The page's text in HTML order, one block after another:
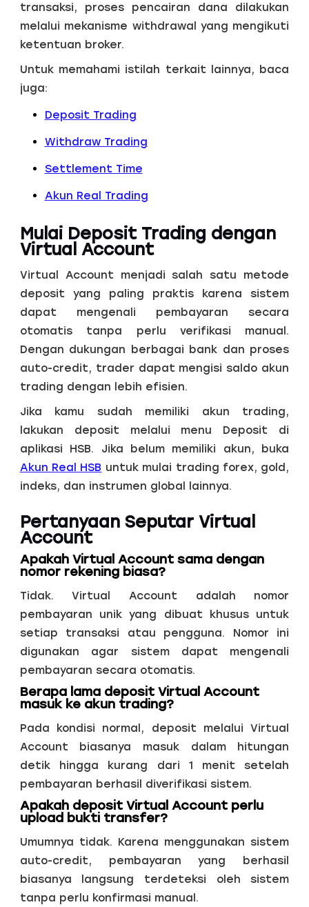
transaksi, proses pencairan dana dilakukan
melalui mekanisme withdrawal yang mengikuti
ketentuan broker.
Untuk memahami istilah terkait lainnya, baca
juga:
Deposit Trading
Withdraw Trading
Settlement Time
Akun Real Trading
Mulai Deposit Trading dengan
Virtual Account
Virtual Account menjadi salah satu metode
deposit yang paling praktis karena sistem
dapat mengenali pembayaran secara
otomatis tanpa perlu verifikasi manual.
Dengan dukungan berbagai bank dan proses
auto-credit, trader dapat mengisi saldo akun
trading dengan lebih efisien.
Jika kamu sudah memiliki akun trading,
lakukan deposit melalui menu Deposit di
aplikasi HSB. Jika belum memiliki akun, buka
Akun Real HSB untuk mulai trading forex, gold,
indeks, dan instrumen global lainnya.
Pertanyaan Seputar Virtual
Account
Apakah Virtual Account sama dengan
nomor rekening biasa?
Tidak. Virtual Account adalah nomor
pembayaran unik yang dibuat khusus untuk
setiap transaksi atau pengguna. Nomor ini
digunakan agar sistem dapat mengenali
pembayaran secara otomatis.
Berapa lama deposit Virtual Account
masuk ke akun trading?
Pada kondisi normal, deposit melalui Virtual
Account biasanya masuk dalam hitungan
detik hingga kurang dari 1 menit setelah
pembayaran berhasil diverifikasi sistem.
Apakah deposit Virtual Account perlu
upload bukti transfer?
Umumnya tidak. Karena menggunakan sistem
auto-credit, pembayaran yang berhasil
biasanya langsung terdeteksi oleh sistem
tanpa perlu konfirmasi manual.